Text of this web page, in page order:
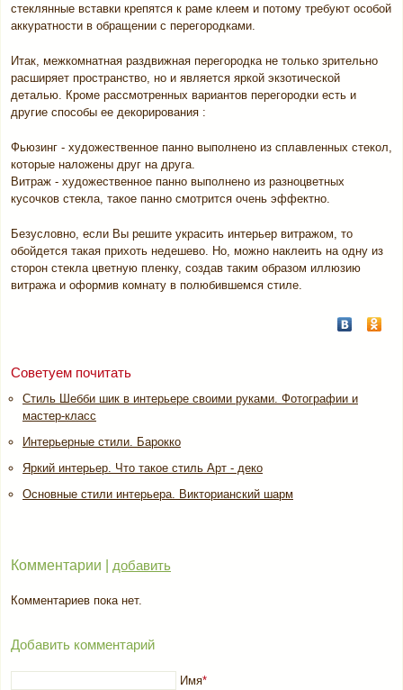
стеклянные вставки крепятся к раме клеем и потому требуют особой
аккуратности в обращении с перегородками.
Итак, межкомнатная раздвижная перегородка не только зрительно
расширяет пространство, но и является яркой экзотической
деталью. Кроме рассмотренных вариантов перегородки есть и
другие способы ее декорирования :
Фьюзинг - художественное панно выполнено из сплавленных стекол,
которые наложены друг на друга.
Витраж - художественное панно выполнено из разноцветных
кусочков стекла, такое панно смотрится очень эффектно.
Безусловно, если Вы решите украсить интерьер витражом, то
обойдется такая прихоть недешево. Но, можно наклеить на одну из
сторон стекла цветную пленку, создав таким образом иллюзию
витража и оформив комнату в полюбившемся стиле.
Советуем почитать
Стиль Шебби шик в интерьере своими руками. Фотографии и
мастер-класс
Интерьерные стили. Барокко
Яркий интерьер. Что такое стиль Арт - деко
Основные стили интерьера. Викторианский шарм
Комментарии | добавить
Комментариев пока нет.
Добавить комментарий
Имя*